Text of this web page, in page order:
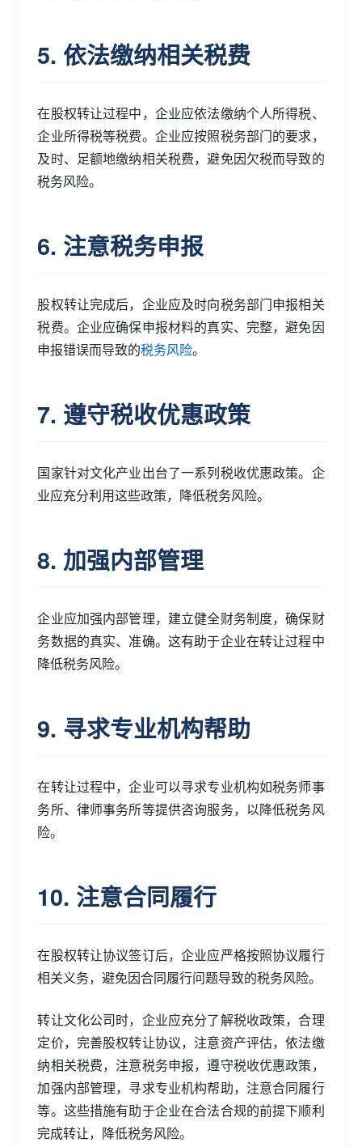
5. 依法缴纳相关税费
在股权转让过程中，企业应依法缴纳个人所得税、
企业所得税等税费。企业应按照税务部门的要求，
及时、足额地缴纳相关税费，避免因欠税而导致的
税务风险。
6. 注意税务申报
股权转让完成后，企业应及时向税务部门申报相关
税费。企业应确保申报材料的真实、完整，避免因
申报错误而导致的税务风险。
7. 遵守税收优惠政策
国家针对文化产业出台了一系列税收优惠政策。企
业应充分利用这些政策，降低税务风险。
8. 加强内部管理
企业应加强内部管理，建立健全财务制度，确保财
务数据的真实、准确。这有助于企业在转让过程中
降低税务风险。
9. 寻求专业机构帮助
在转让过程中，企业可以寻求专业机构如税务师事
务所、律师事务所等提供咨询服务，以降低税务风
险。
10. 注意合同履行
在股权转让协议签订后，企业应严格按照协议履行
相关义务，避免因合同履行问题导致的税务风险。
转让文化公司时，企业应充分了解税收政策，合理
定价，完善股权转让协议，注意资产评估，依法缴
纳相关税费，注意税务申报，遵守税收优惠政策，
加强内部管理，寻求专业机构帮助，注意合同履行
等。这些措施有助于企业在合法合规的前提下顺利
完成转让，降低税务风险。